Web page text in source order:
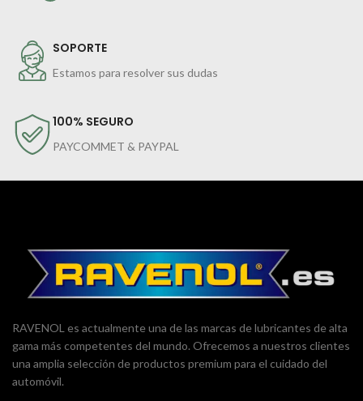
SOPORTE
Estamos para resolver sus dudas
100% SEGURO
PAYCOMMET & PAYPAL
RAVENOL es actualmente una de las marcas de lubricantes de alta
gama más competentes del mundo. Ofrecemos a nuestros clientes
una amplia selección de productos premium para el cuidado del
automóvil.